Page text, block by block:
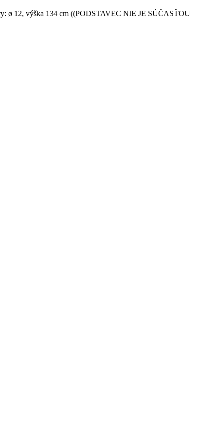
ø 12, výška 134 cm ((PODSTAVEC NIE JE SÚČASŤOU